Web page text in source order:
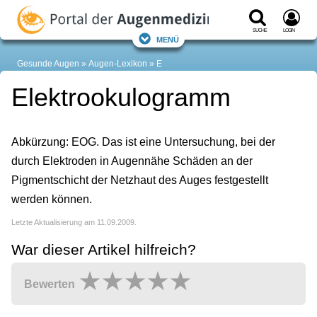
Suche Login
Menü
Gesunde Augen Augen-Lexikon E
Elektrookulogramm
Abkürzung: EOG. Das ist eine Untersuchung, bei der
durch Elektroden in Augennähe Schäden an der
Pigmentschicht der Netzhaut des Auges festgestellt
werden können.
Letzte Aktualisierung am 11.09.2009.
War dieser Artikel hilfreich?
Bewerten